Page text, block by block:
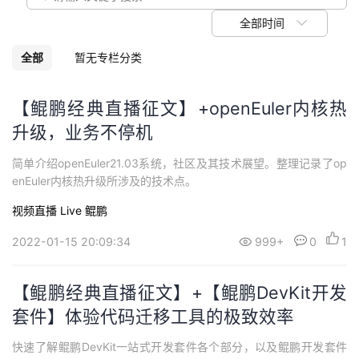
藏
全部时间
全部 暂无专栏分类
【鲲鹏经典直播征文】+openEuler内核热
升级，业务不停机
简单介绍openEuler21.03系统，社区及其技术展望。整理记录了op
enEuler内核热升级所涉及的技术点。
视频直播 Live 鲲鹏
2022-01-15 20:09:34 999+ 0 1
【鲲鹏经典直播征文】+【鲲鹏DevKit开发
套件】体验代码迁移工具的极致效率
快速了解鲲鹏DevKit一站式开发套件各个部分，以及鲲鹏开发套件